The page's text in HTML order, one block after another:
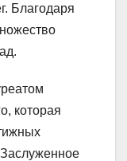
Благодаря
которая